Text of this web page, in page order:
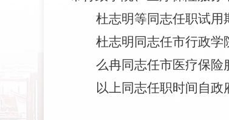
杜志明等同志任职试用
杜志明同志任市行政学
么冉同志任市医疗保险
以上同志任职时间自政